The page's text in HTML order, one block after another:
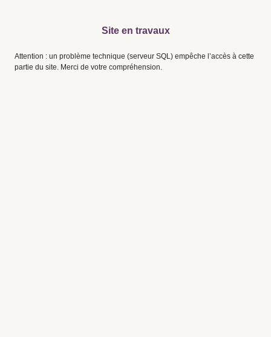
Site en travaux
Attention : un problème technique (serveur SQL) empêche l’accès à cette
partie du site. Merci de votre compréhension.